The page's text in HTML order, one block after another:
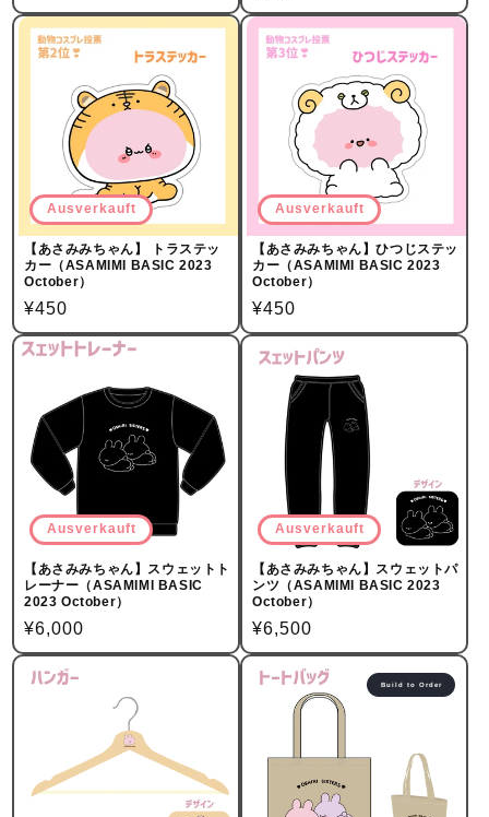
Ausverkauft
【あさみみちゃん】 トラステッ
カー（ASAMIMI BASIC 2023
October）
Normalpreis
¥450
Ausverkauft
【あさみみちゃん】ひつじステッ
カー（ASAMIMI BASIC 2023
October）
Normalpreis
¥450
Ausverkauft
【あさみみちゃん】スウェットト
レーナー（ASAMIMI BASIC
2023 October）
Normalpreis
¥6,000
Ausverkauft
【あさみみちゃん】スウェットパ
ンツ（ASAMIMI BASIC 2023
October）
Normalpreis
¥6,500
Build to Order